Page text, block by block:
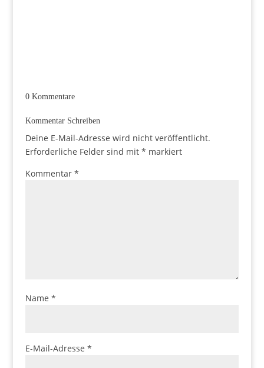
0 Kommentare
Kommentar Schreiben
Deine E-Mail-Adresse wird nicht veröffentlicht.
Erforderliche Felder sind mit * markiert
Kommentar *
Name *
E-Mail-Adresse *